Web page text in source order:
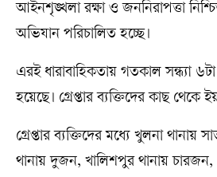
আইনশৃঙ্খলা রক্ষা ও জননিরাপত্তা
অভিযান পরিচালিত হচ্ছে।
এরই ধারাবাহিকতায় গতকাল সন্ধ্যা
হয়েছে। গ্রেপ্তার ব্যক্তিদের কাছ থেকে
গ্রেপ্তার ব্যক্তিদের মধ্যে খুলনা
থানায় দুজন, খালিশপুর থানায়